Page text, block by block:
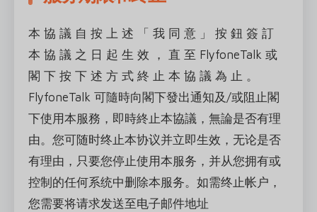
本 協 議 自 按 上 述 「 我 同 意 」 按 鈕 簽 訂
本 協 議 之 日 起 生 效 ， 直 至 FlyfoneTalk 或
閣 下 按 下 述 方 式 終 止 本 協 議 為 止 。
FlyfoneTalk 可隨時向閣下發出通知及/或阻止閣
下使用本服務，即時終止本協議，無論是否有理
由。您可随时终止本协议并立即生效，无论是否
有理由，只要您停止使用本服务，并从您拥有或
控制的任何系统中删除本服务。如需终止帐户，
您需要将请求发送至电子邮件地址